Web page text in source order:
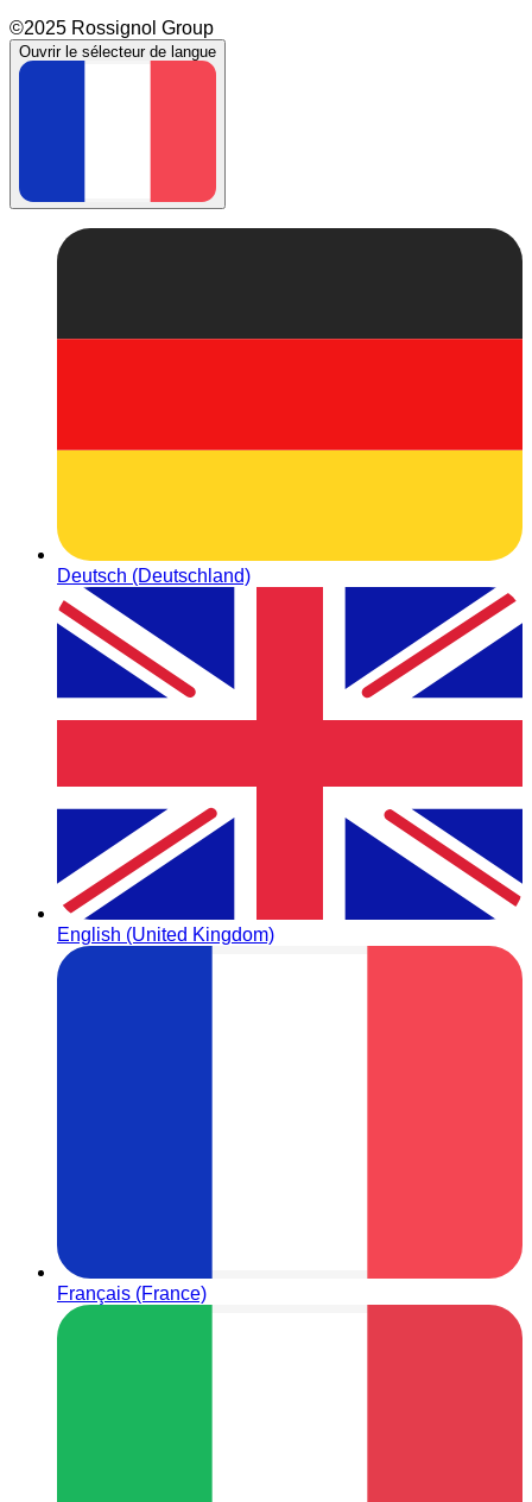
©2025 Rossignol Group
Ouvrir le sélecteur de langue
Deutsch (Deutschland)
English (United Kingdom)
Français (France)